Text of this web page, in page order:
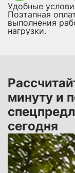
Удобные
Поэтапная
выполнения
нагрузки.
минуту и
сегодня